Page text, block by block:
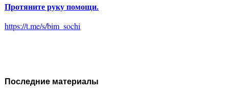
Протяните руку помощи.
https://t.me/s/bim_sochi
Последние материалы